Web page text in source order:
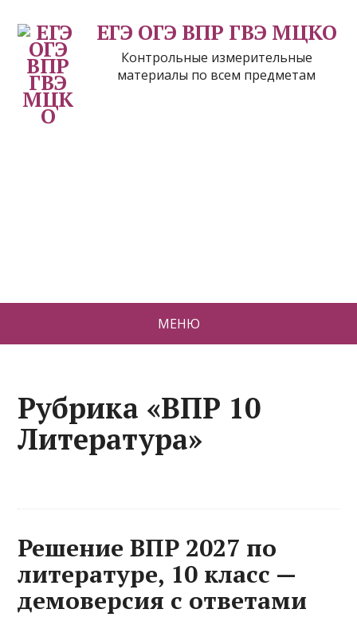
ЕГЭ ОГЭ ВПР ГВЭ МЦКО
Контрольные измерительные
материалы по всем предметам
МЕНЮ
Рубрика «ВПР 10
Литература»
Решение ВПР 2027 по
литературе, 10 класс —
демоверсия с ответами